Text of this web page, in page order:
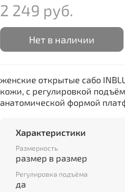
2 249 руб.
Нет в наличии
женские открытые сабо
кожи, с регулировкой
анатомической формой
Характеристики
Размерность
размер в размер
Регулировка подъёма
да